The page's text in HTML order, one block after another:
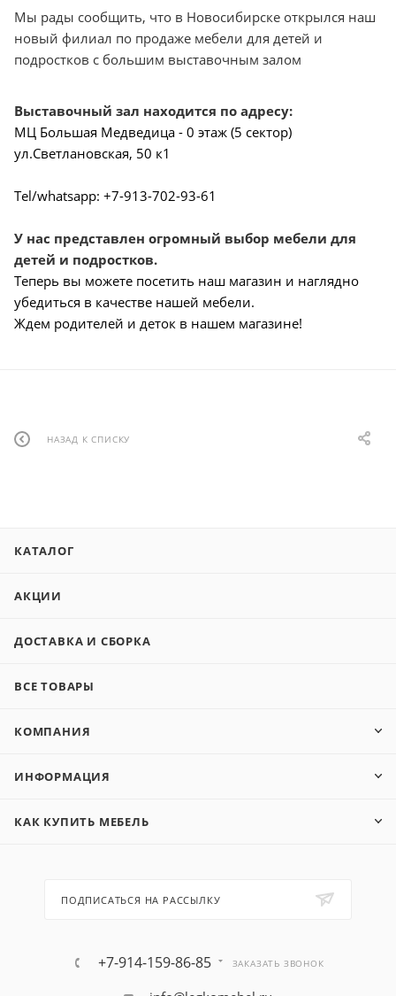
Мы рады сообщить, что в Новосибирске открылся наш
новый филиал по продаже мебели для детей и
подростков с большим выставочным залом
Выставочный зал находится по адресу:
МЦ Большая Медведица - 0 этаж (5 сектор)
ул.Светлановская, 50 к1
Теl/whatsapp: +7-913-702-93-61
У нас представлен огромный выбор мебели для
детей и подростков.
Теперь вы можете посетить наш магазин и наглядно
убедиться в качестве нашей мебели.
Ждем родителей и деток в нашем магазине!
НАЗАД К СПИСКУ
КАТАЛОГ
АКЦИИ
ДОСТАВКА И СБОРКА
ВСЕ ТОВАРЫ
КОМПАНИЯ
ИНФОРМАЦИЯ
КАК КУПИТЬ МЕБЕЛЬ
ПОДПИСАТЬСЯ НА РАССЫЛКУ
+7-914-159-86-85 ЗАКАЗАТЬ ЗВОНОК